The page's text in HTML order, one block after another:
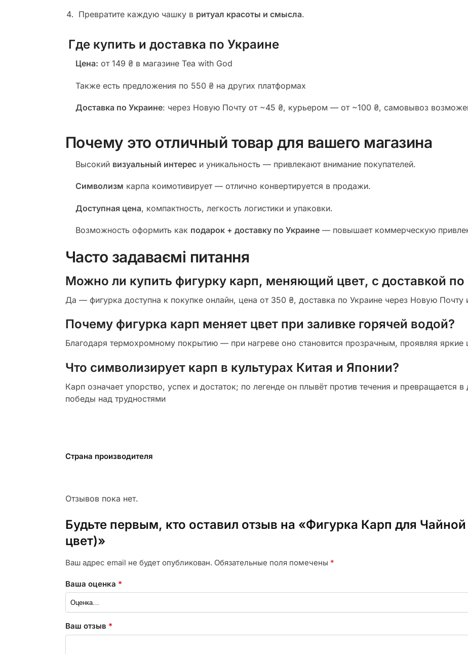
Превратите каждую чашку в ритуал красоты и смысла.
Где купить и доставка по Украине
Цена: от 149 ₴ в магазине Tea with God
Также есть предложения по 550 ₴ на других платформах
Доставка по Украине: через Новую Почту от ~45 ₴, курьером — от ~100 ₴, самовывоз
Почему это отличный товар для вашего магазина
Высокий визуальный интереси уникальность — привлекают внимание покупателей.
Символизм карпа коимотивирует — отлично конвертируется в продажи.
Доступная цена, компактность, легкость логистики и упаковки.
Возможность оформить как подарок + доставку по Украине— повышает коммерческую
Часто задаваємі питання
Можно ли купить фигурку карп, меняющий цвет, с доставкой по
Да — фигурка доступна к покупке онлайн, цена от 350 ₴, доставка по Украине через Новую Почту
Почему фигурка карп меняет цвет при заливке горячей водой?
Благодаря термохромному покрытию — при нагреве оно становится прозрачным, проявляя яркие
Что символизирует карп в культурах Китая и Японии?
Карп означает упорство, успех и достаток; по легенде он плывёт против течения и превращается
победы над трудностями
Страна производителя
Отзывов пока нет.
Будьте первым, кто оставил отзыв на «Фигурка Карп для
цвет)»
Ваш адрес email не будет опубликован. Обязательные поля помечены *
Ваша оценка *
Ваш отзыв *